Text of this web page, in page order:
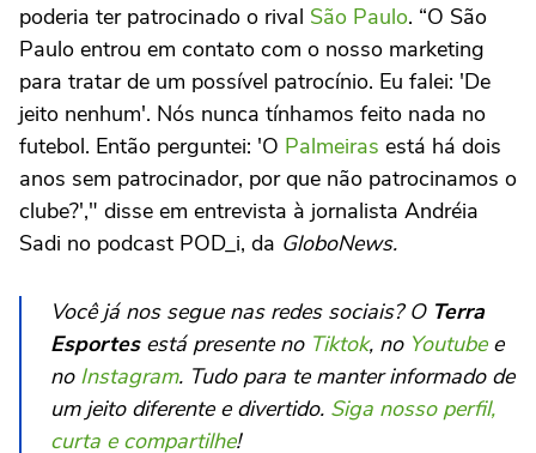
poderia ter patrocinado o rival São Paulo. “O São
Paulo entrou em contato com o nosso marketing
para tratar de um possível patrocínio. Eu falei: 'De
jeito nenhum'. Nós nunca tínhamos feito nada no
futebol. Então perguntei: 'O Palmeiras está há dois
anos sem patrocinador, por que não patrocinamos o
clube?'," disse em entrevista à jornalista Andréia
Sadi no podcast POD_i, da GloboNews.
Você já nos segue nas redes sociais? O Terra
Esportesestá presente no Tiktok, no Youtubee
no Instagram. Tudo para te manter informado de
um jeito diferente e divertido. Siga nosso perfil,
curta e compartilhe!